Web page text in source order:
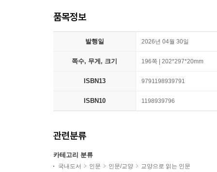
품목정보
발행일 2026년 04월 30일
쪽수, 무게, 크기 196쪽 | 202*297*20mm
ISBN13 9791198939791
ISBN10 1198939796
관련분류
카테고리 분류
국내도서 인문 인문/교양
교양으로 읽는 인문